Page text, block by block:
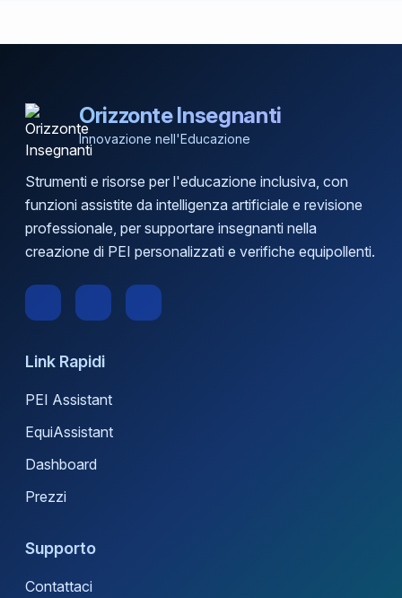
Orizzonte Insegnanti
Innovazione nell'Educazione
Strumenti e risorse per l'educazione inclusiva, con
funzioni assistite da intelligenza artificiale e revisione
professionale, per supportare insegnanti nella
creazione di PEI personalizzati e verifiche equipollenti.
Link Rapidi
PEI Assistant
EquiAssistant
Dashboard
Prezzi
Supporto
Contattaci